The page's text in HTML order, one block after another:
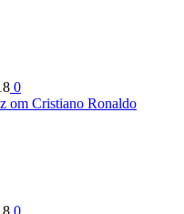
0
om Cristiano Ronaldo